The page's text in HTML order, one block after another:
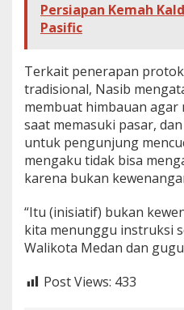
Persiapan Kemah
Pasific
Terkait penerapan
tradisional, Nasib
membuat himbauan
saat memasuki pasar,
untuk pengunjung
mengaku tidak bisa
karena bukan
“Itu (inisiatif) bukan
kita menunggu instruksi
Walikota Medan dan
Post Views: 433